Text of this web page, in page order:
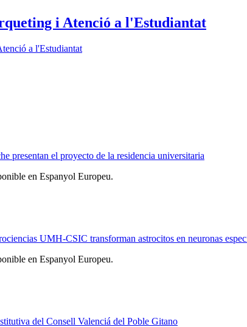
i Atenció a l'Estudiantat
a l'Estudiantat
presentan el proyecto de la residencia universitaria
en Espanyol Europeu.
UMH-CSIC transforman astrocitos en neuronas
en Espanyol Europeu.
del Consell Valenciá del Poble Gitano